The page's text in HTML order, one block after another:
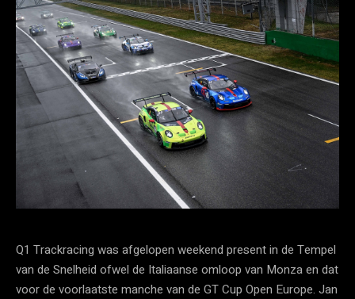
Q1 Trackracing was afgelopen weekend present in de Tempel
van de Snelheid ofwel de Italiaanse omloop van Monza en dat
voor de voorlaatste manche van de GT Cup Open Europe. Jan